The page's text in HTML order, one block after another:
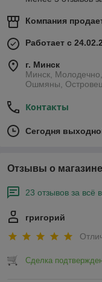
Компания
Работает с
г. Минск
Минск,
Ошмяны,
Контакты
Сегодня
Отзывы о магазине
23 отзывов за всё
григорий
Сделка